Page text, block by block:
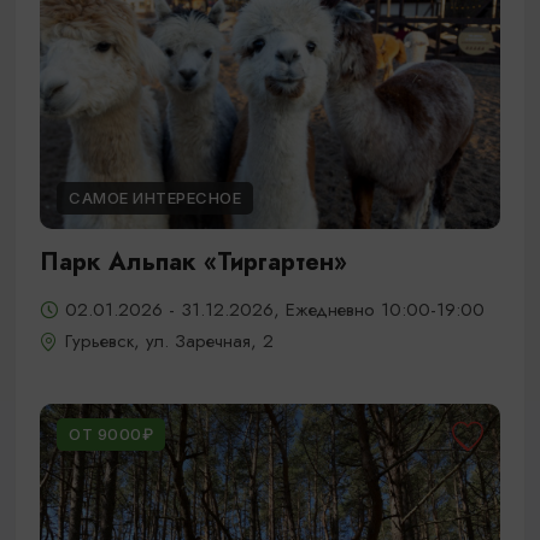
САМОЕ ИНТЕРЕСНОЕ
Парк Альпак «Тиргартен»
02.01.2026 - 31.12.2026, Ежедневно 10:00-19:00
Гурьевск, ул. Заречная, 2
ОТ 9000₽